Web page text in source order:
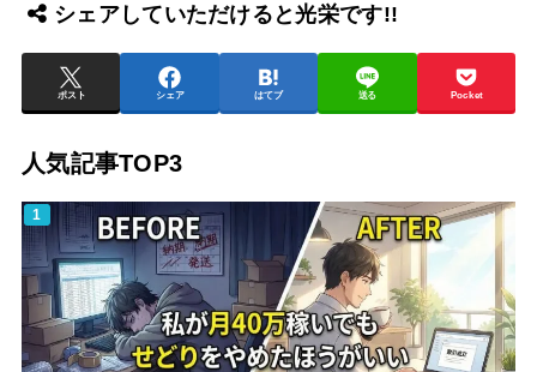
シェアしていただけると光栄です!!
ポスト シェア はてブ 送る Pocket
人気記事TOP3